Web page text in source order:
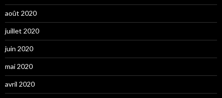
août 2020
juillet 2020
juin 2020
mai 2020
avril 2020